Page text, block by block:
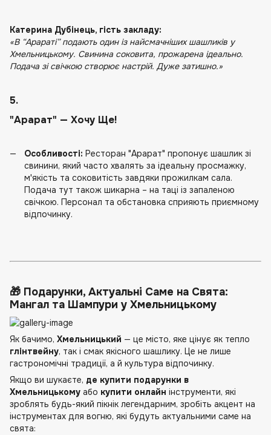
Катерина Дубінець, гість закладу:
«В “Арараті” подають один із найсмачніших шашликів у
Хмельницькому. Свинина соковита, прожарена ідеально.
Подача зі свічкою створює настрій. Дуже затишно.»
5.
"Арарат" — Хочу Ще!
Особливості: Ресторан "Арарат" пропонує шашлик зі
свинини, який часто хвалять за ідеальну просмажку,
м'якість та соковитість завдяки прожилкам сала.
Подача тут також шикарна – на таці із запаленою
свічкою. Персонал та обстановка сприяють приємному
відпочинку.
🎁 Подарунки, Актуальні Саме на Свята:
Мангал та Шампури у Хмельницькому
Як бачимо, Хмельницький — це місто, яке цінує як тепло
глінтвейну, так і смак якісного шашлику. Це не лише
гастрономічні традиції, а й культура відпочинку.
Якщо ви шукаєте, де купити подарунки в
Хмельницькому або купити онлайн інструменти, які
зроблять будь-який пікнік легендарним, зробіть акцент на
інструментах для вогню, які будуть актуальними саме на
свята: